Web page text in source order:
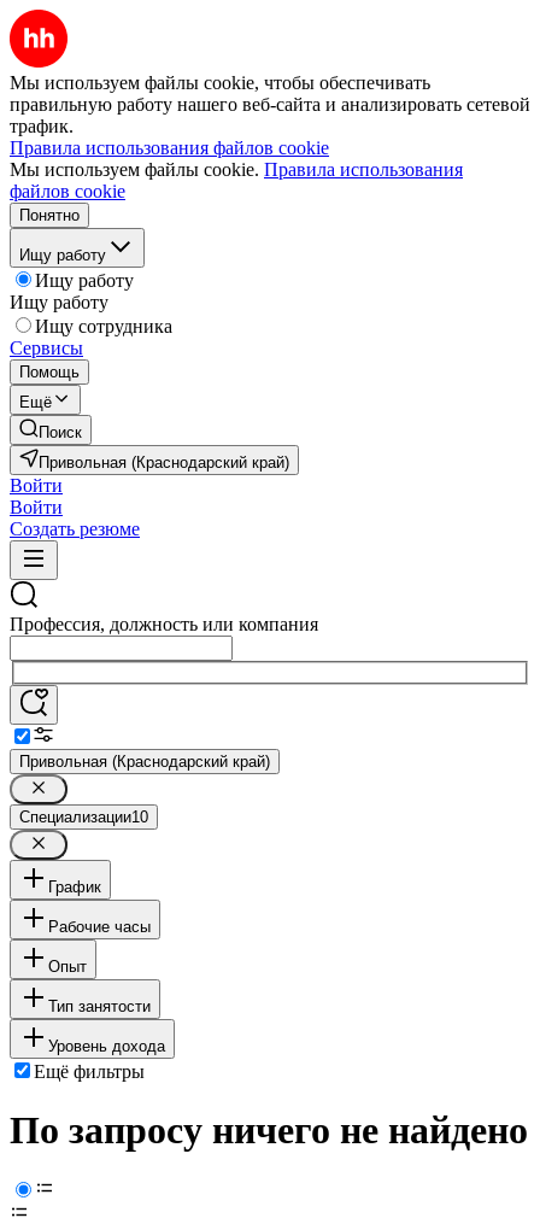
Мы используем файлы cookie, чтобы обеспечивать
правильную работу нашего веб-сайта и анализировать сетевой
трафик.
Правила использования файлов cookie
Мы используем файлы cookie. Правила использования
файлов cookie
Понятно
Ищу работу
Ищу работу
Ищу работу
Ищу сотрудника
Сервисы
Помощь
Ещё
Поиск
Привольная (Краснодарский край)
Войти
Войти
Создать резюме
Профессия, должность или компания
Привольная (Краснодарский край)
Специализации10
График
Рабочие часы
Опыт
Тип занятости
Уровень дохода
Ещё фильтры
По запросу ничего не найдено